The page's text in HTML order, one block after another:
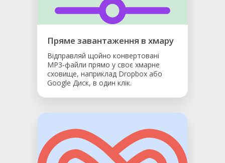
Пряме завантаження в хмару
Відправляй щойно конвертовані
MP3-файли прямо у своє хмарне
сховище, наприклад Dropbox або
Google Диск, в один клік.